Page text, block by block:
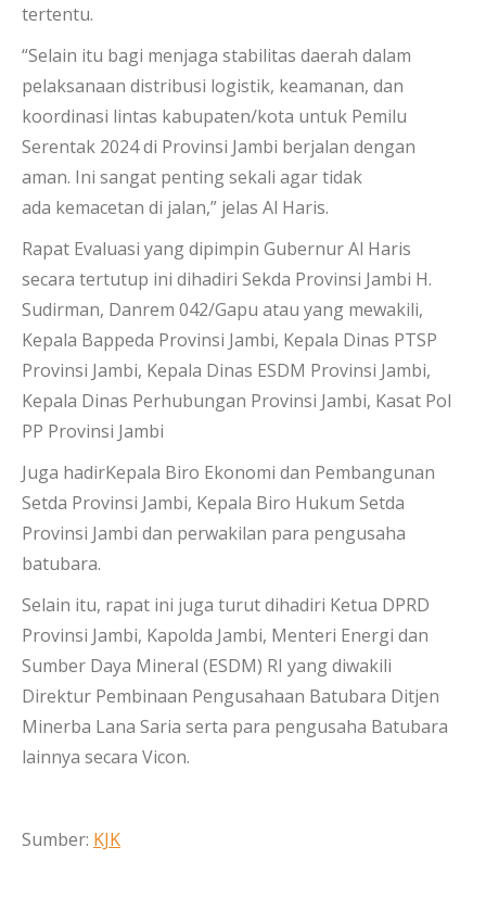
tertentu.
“Selain itu bagi menjaga stabilitas daerah dalam
pelaksanaan distribusi logistik, keamanan, dan
koordinasi lintas kabupaten/kota untuk Pemilu
Serentak 2024 di Provinsi Jambi berjalan dengan
aman. Ini sangat penting sekali agar tidak
ada kemacetan di jalan,” jelas Al Haris.
Rapat Evaluasi yang dipimpin Gubernur Al Haris
secara tertutup ini dihadiri Sekda Provinsi Jambi H.
Sudirman, Danrem 042/Gapu atau yang mewakili,
Kepala Bappeda Provinsi Jambi, Kepala Dinas PTSP
Provinsi Jambi, Kepala Dinas ESDM Provinsi Jambi,
Kepala Dinas Perhubungan Provinsi Jambi, Kasat Pol
PP Provinsi Jambi
Juga hadirKepala Biro Ekonomi dan Pembangunan
Setda Provinsi Jambi, Kepala Biro Hukum Setda
Provinsi Jambi dan perwakilan para pengusaha
batubara.
Selain itu, rapat ini juga turut dihadiri Ketua DPRD
Provinsi Jambi, Kapolda Jambi, Menteri Energi dan
Sumber Daya Mineral (ESDM) RI yang diwakili
Direktur Pembinaan Pengusahaan Batubara Ditjen
Minerba Lana Saria serta para pengusaha Batubara
lainnya secara Vicon.
Sumber: KJK